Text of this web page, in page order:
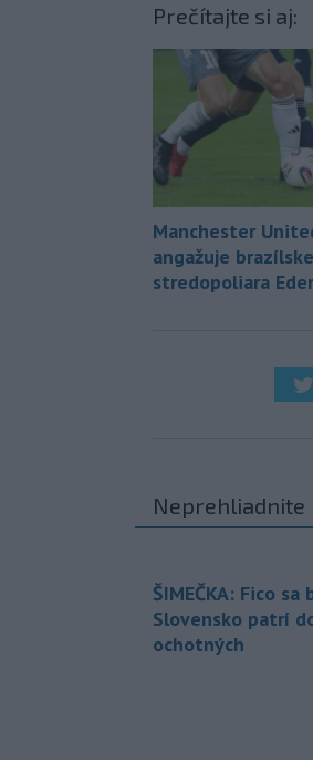
Prečítajte si aj:
Manchester
angažuje
stredopoliara
Neprehliadnite
ŠIMEČKA: Fico
Slovensko patrí
ochotných